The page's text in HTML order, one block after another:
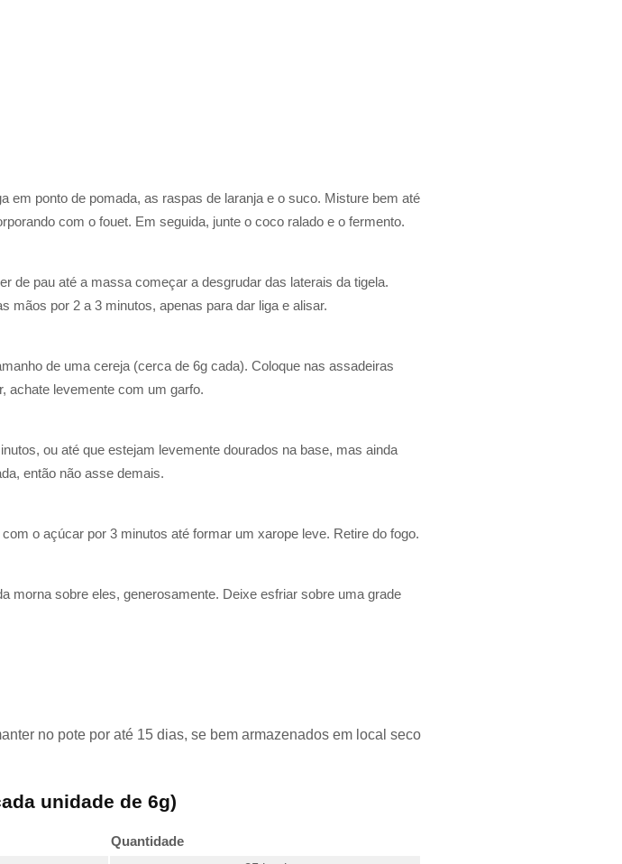
em ponto de pomada, as raspas de laranja e o suco. Misture bem até
com o fouet. Em seguida, junte o coco ralado e o fermento.
de pau até a massa começar a desgrudar das laterais da tigela.
mãos por 2 a 3 minutos, apenas para dar liga e alisar.
de uma cereja (cerca de 6g cada). Coloque nas assadeiras
achate levemente com um garfo.
ou até que estejam levemente dourados na base, mas ainda
então não asse demais.
o açúcar por 3 minutos até formar um xarope leve. Retire do fogo.
morna sobre eles, generosamente. Deixe esfriar sobre uma grade
no pote por até 15 dias, se bem armazenados em local seco
unidade de 6g)
Quantidade